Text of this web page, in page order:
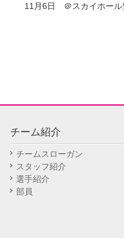
11月6日 ＠スカイホール
チーム紹介
チームスローガン
スタッフ紹介
選手紹介
部員